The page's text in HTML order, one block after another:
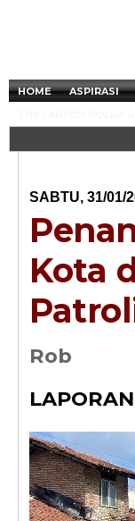
HOME ASPIRASI
SABTU, 31/01/
Kota
Rob